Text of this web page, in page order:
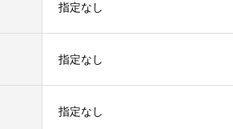
指定なし
指定なし
指定なし